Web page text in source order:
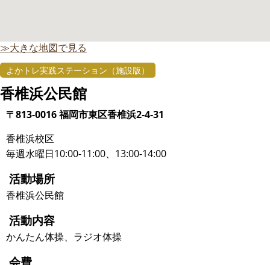
≫大きな地図で見る
よかトレ実践ステーション（施設版）
香椎浜公民館
〒813-0016 福岡市東区香椎浜2-4-31
香椎浜校区
毎週水曜日10:00-11:00、13:00-14:00
活動場所
香椎浜公民館
活動内容
かんたん体操、ラジオ体操
会費